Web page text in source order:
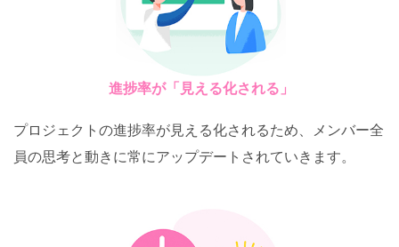
進捗率が「見える化される」
プロジェクトの進捗率が見える化されるため、メンバー全
員の思考と動きに常にアップデートされていきます。